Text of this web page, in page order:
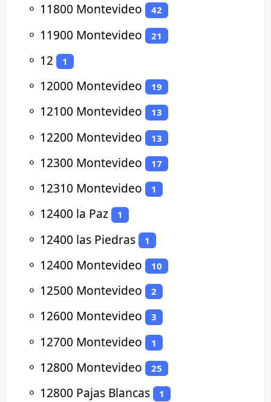
⚬ 11800 Montevideo 42
⚬ 11900 Montevideo 21
⚬ 12 1
⚬ 12000 Montevideo 19
⚬ 12100 Montevideo 13
⚬ 12200 Montevideo 13
⚬ 12300 Montevideo 17
⚬ 12310 Montevideo 1
⚬ 12400 la Paz 1
⚬ 12400 las Piedras 1
⚬ 12400 Montevideo 10
⚬ 12500 Montevideo 2
⚬ 12600 Montevideo 3
⚬ 12700 Montevideo 1
⚬ 12800 Montevideo 25
⚬ 12800 Pajas Blancas 1